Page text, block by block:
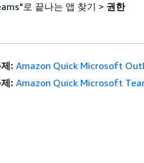
로 끝나는 앱 찾기 > 권한
: Amazon Quick Microsoft
: Amazon Quick Microsoft